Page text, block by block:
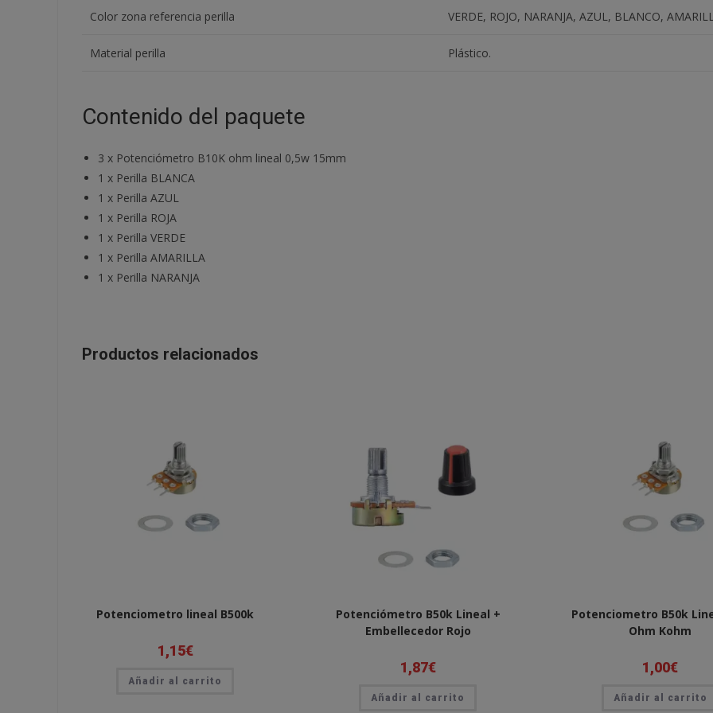
Color zona referencia perilla VERDE, ROJO, NARANJA, AZUL, BLANCO,
Material perilla Plástico.
Contenido del paquete
3 x Potenciómetro B10K ohm lineal 0,5w 15mm
1 x Perilla BLANCA
1 x Perilla AZUL
1 x Perilla ROJA
1 x Perilla VERDE
1 x Perilla AMARILLA
1 x Perilla NARANJA
Productos relacionados
Potenciometro lineal B500k
1,15€
Añadir al carrito
Potenciómetro B50k Lineal +
Embellecedor Rojo
1,87€
Añadir al carrito
Potenciometro B50k
Ohm Kohm
1,00€
Añadir al carrito